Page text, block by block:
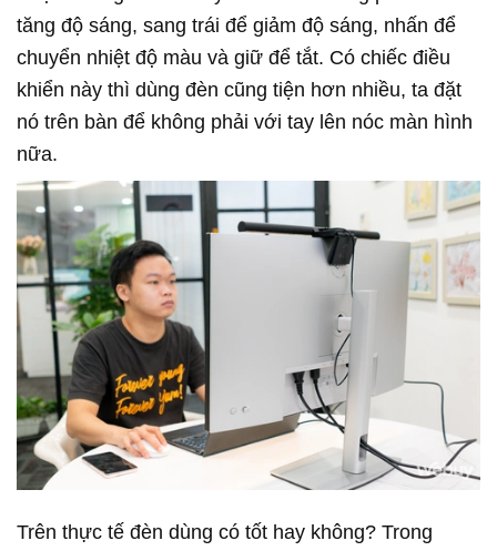
tăng độ sáng, sang trái để giảm độ sáng, nhấn để
chuyển nhiệt độ màu và giữ để tắt. Có chiếc điều
khiển này thì dùng đèn cũng tiện hơn nhiều, ta đặt
nó trên bàn để không phải với tay lên nóc màn hình
nữa.
Trên thực tế đèn dùng có tốt hay không? Trong